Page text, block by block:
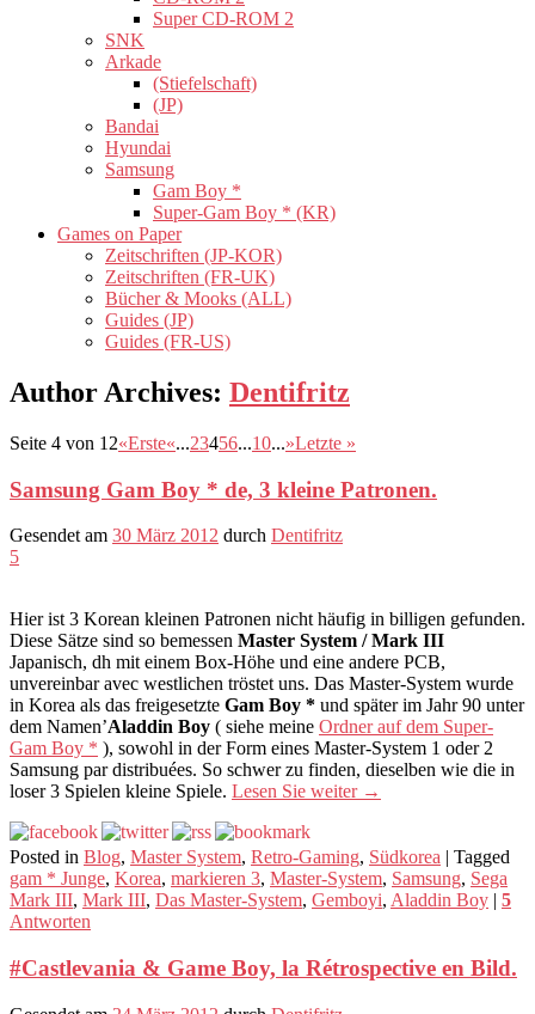
Super CD-ROM 2
SNK
Arkade
(Stiefelschaft)
(JP)
Bandai
Hyundai
Samsung
Gam Boy *
Super-Gam Boy * (KR)
Games on Paper
Zeitschriften (JP-KOR)
Zeitschriften (FR-UK)
Bücher & Mooks (ALL)
Guides (JP)
Guides (FR-US)
Author Archives: Dentifritz
Seite 4 von 12«Erste«...23456...10...»Letzte »
Samsung Gam Boy * de, 3 kleine Patronen.
Gesendet am 30 März 2012 durch Dentifritz
5
Hier ist 3 Korean kleinen Patronen nicht häufig in billigen gefunden.
Diese Sätze sind so bemessen Master System / Mark III
Japanisch, dh mit einem Box-Höhe und eine andere PCB,
unvereinbar avec westlichen tröstet uns. Das Master-System wurde
in Korea als das freigesetzte Gam Boy * und später im Jahr 90 unter
dem Namen’Aladdin Boy ( siehe meine Ordner auf dem Super-
Gam Boy * ), sowohl in der Form eines Master-System 1 oder 2
Samsung par distribuées. So schwer zu finden, dieselben wie die in
loser 3 Spielen kleine Spiele. Lesen Sie weiter →
Posted in Blog, Master System, Retro-Gaming, Südkorea
Tagged
gam * Junge, Korea, markieren 3, Master-System, Samsung, Sega
Mark III, Mark III, Das Master-System, Gemboyi, Aladdin Boy
5
Antworten
#Castlevania & Game Boy, la Rétrospective en Bild.